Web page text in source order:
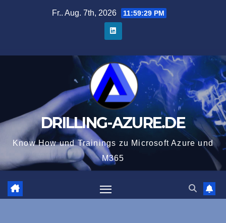
Fr.. Aug. 7th, 2026 11:59:30 PM
DRILLING-AZURE.DE
Know How und Trainings zu Microsoft Azure und
M365